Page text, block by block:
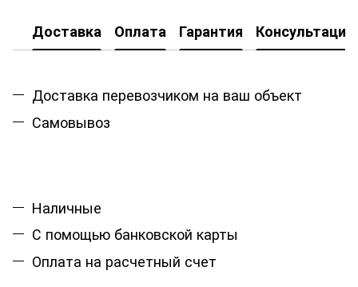
Доставка Оплата Гарантия Консультация
Доставка перевозчиком на ваш объект
Самовывоз
Наличные
С помощью банковской карты
Оплата на расчетный счет